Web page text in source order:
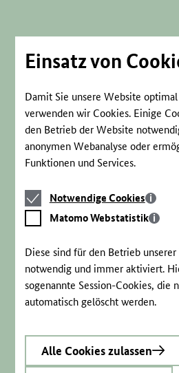
Einsatz von
Damit Sie unsere Website
verwenden wir Cookies. Einige
den Betrieb der Website
anonymen Webanalyse oder
Funktionen und Services.
Notwendige
Cookies
Notwendige Cookies
Matomo
Webstatistik
Matomo Webstatistik
Diese sind für den Betrieb
notwendig und immer aktiviert.
sogenannte Session-Cookies, die
automatisch gelöscht werden.
Alle Cookies zulassen